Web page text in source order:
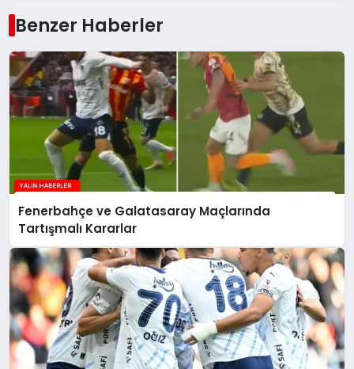
Benzer Haberler
Fenerbahçe ve Galatasaray Maçlarında
Tartışmalı Kararlar